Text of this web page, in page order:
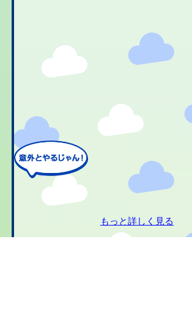
もっと詳しく見る